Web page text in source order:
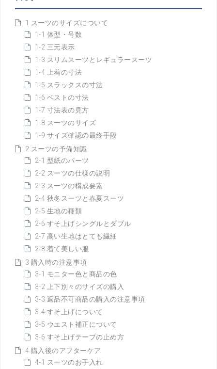
1 スーツのサイズについて
1-1 体型・号数
1-2 三元表示
1-3 スリムスーツとレギュラースーツ
1-4 上着の寸法
1-5 スラックスの寸法
1-6 ベストの寸法
1-7 寸法表の見方
1-8 スーツのサイズ
1-9 サイズ確認の最終手段
2 スーツの予備知識
2-1 型紙のパーツ
2-2 スーツの仕様の説明
2-3 スーツの構成要素
2-4 秋冬スーツと春夏スーツ
2-5 生地の種類
2-6 すそ上げシングルとダブル
2-7 高い生地はとても繊細
2-8 着て美しい服
3 購入時の注意事項
3-1 モニター色と商品の色
3-2 上下別々のサイズの購入
3-3 返品不可商品の購入の注意事項
3-4 すそ上げについて
3-5 ウエスト補正について
3-6 すそ上げテープの止め方
4 購入後のアフターケア
4-1 スーツのお手入れ